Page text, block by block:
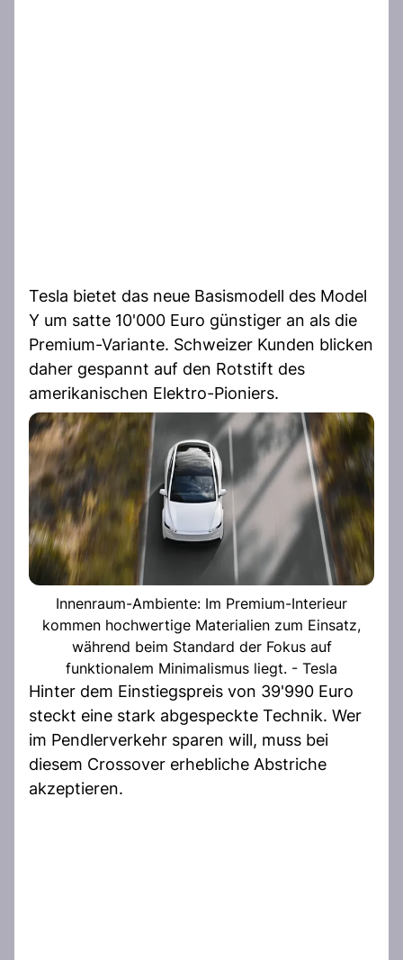
Tesla bietet das neue Basismodell des Model
Y um satte 10'000 Euro günstiger an als die
Premium-Variante. Schweizer Kunden blicken
daher gespannt auf den Rotstift des
amerikanischen Elektro-Pioniers.
Innenraum-Ambiente: Im Premium-Interieur
kommen hochwertige Materialien zum Einsatz,
während beim Standard der Fokus auf
funktionalem Minimalismus liegt. - Tesla
Hinter dem Einstiegspreis von 39'990 Euro
steckt eine stark abgespeckte Technik. Wer
im Pendlerverkehr sparen will, muss bei
diesem Crossover erhebliche Abstriche
akzeptieren.